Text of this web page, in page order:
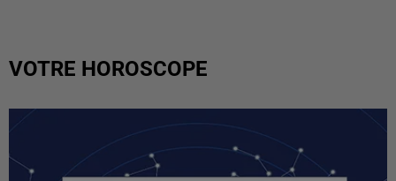
VOTRE HOROSCOPE